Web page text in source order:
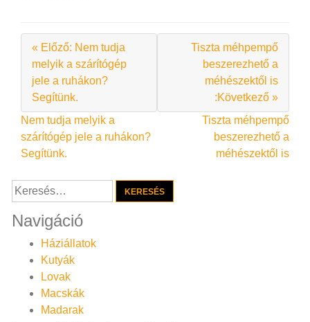
« Előző: Nem tudja
melyik a szárítógép
jele a ruhákon?
Segítünk.
Tiszta méhpempő
beszerezhető a
méhészektől is
:Következő »
Bejegyzés
navigáció
Nem tudja melyik a
szárítógép jele a ruhákon?
Segítünk.
Tiszta méhpempő
beszerezhető a
méhészektől is
Keresés:
Navigáció
Háziállatok
Kutyák
Lovak
Macskák
Madarak